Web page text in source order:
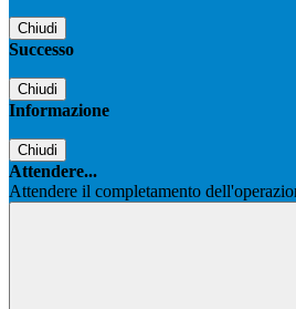
Chiudi
Successo
Chiudi
Informazione
Chiudi
Attendere...
Attendere il completamento